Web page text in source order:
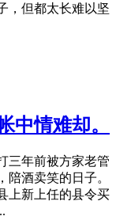
，但都太长难以坚
中情难却。
三年前被方家老管
酒卖笑的日子。
上新上任的县令买